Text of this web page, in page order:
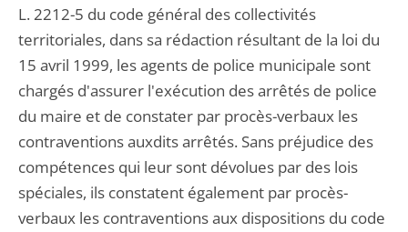
L. 2212-5 du code général des collectivités
territoriales, dans sa rédaction résultant de la loi du
15 avril 1999, les agents de police municipale sont
chargés d'assurer l'exécution des arrêtés de police
du maire et de constater par procès-verbaux les
contraventions auxdits arrêtés. Sans préjudice des
compétences qui leur sont dévolues par des lois
spéciales, ils constatent également par procès-
verbaux les contraventions aux dispositions du code